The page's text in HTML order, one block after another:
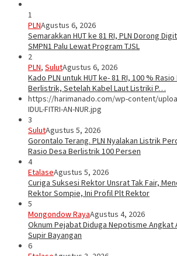
1
PLNAgustus 6, 2026
Semarakkan HUT ke 81 RI, PLN Dorong
SMPN1 Palu Lewat Program TJSL
2
PLN, SulutAgustus 6, 2026
Kado PLN untuk HUT ke- 81 RI, 100 %
Berlistrik, Setelah Kabel Laut Listriki P…
https://harimanado.com/wp-content/
IDUL-FITRI-AN-NUR.jpg
3
SulutAgustus 5, 2026
Gorontalo Terang. PLN Nyalakan Listrik
Rasio Desa Berlistrik 100 Persen
4
EtalaseAgustus 5, 2026
Curiga Suksesi Rektor Unsrat Tak Fair,
Rektor Sompie, Ini Profil Plt Rektor
5
Mongondow RayaAgustus 4, 2026
Oknum Pejabat Diduga Nepotisme Angkat
Supir Bayangan
6